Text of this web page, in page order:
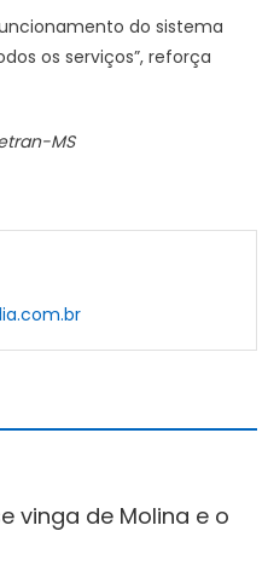
do sistema
os serviços”, reforça
MS
vinga de Molina e o